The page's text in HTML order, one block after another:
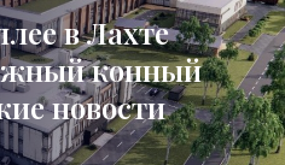
в Лахте
конный
новости